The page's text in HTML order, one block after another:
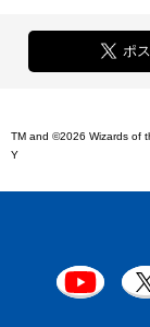
ポ
TM and ©2026 Wizards of
Y